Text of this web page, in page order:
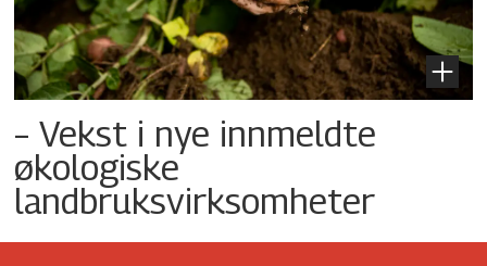
– Vekst i nye innmeldte
økologiske
landbruksvirksomheter